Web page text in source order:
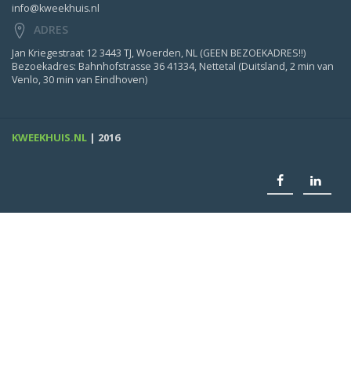
info@kweekhuis.nl
ADRES
Jan Kriegestraat 12 3443 TJ, Woerden, NL (GEEN BEZOEKADRES!!)
Bezoekadres: Bahnhofstrasse 36 41334, Nettetal (Duitsland, 2 min van
Venlo, 30 min van Eindhoven)
KWEEKHUIS.NL | 2016